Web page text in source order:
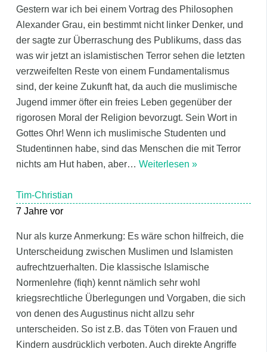
Gestern war ich bei einem Vortrag des Philosophen
Alexander Grau, ein bestimmt nicht linker Denker, und
der sagte zur Überraschung des Publikums, dass das
was wir jetzt an islamistischen Terror sehen die letzten
verzweifelten Reste von einem Fundamentalismus
sind, der keine Zukunft hat, da auch die muslimische
Jugend immer öfter ein freies Leben gegenüber der
rigorosen Moral der Religion bevorzugt. Sein Wort in
Gottes Ohr! Wenn ich muslimische Studenten und
Studentinnen habe, sind das Menschen die mit Terror
nichts am Hut haben, aber… Weiterlesen »
Tim-Christian
7 Jahre vor
Nur als kurze Anmerkung: Es wäre schon hilfreich, die
Unterscheidung zwischen Muslimen und Islamisten
aufrechtzuerhalten. Die klassische Islamische
Normenlehre (fiqh) kennt nämlich sehr wohl
kriegsrechtliche Überlegungen und Vorgaben, die sich
von denen des Augustinus nicht allzu sehr
unterscheiden. So ist z.B. das Töten von Frauen und
Kindern ausdrücklich verboten. Auch direkte Angriffe